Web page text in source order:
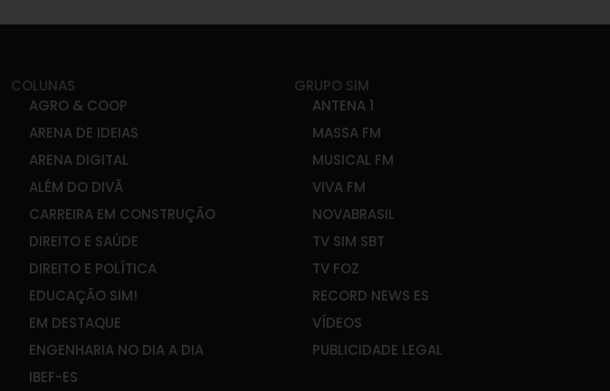
COLUNAS
AGRO & COOP
ARENA DE IDEIAS
ARENA DIGITAL
ALÉM DO DIVÃ
CARREIRA EM CONSTRUÇÃO
DIREITO E SAÚDE
DIREITO E POLÍTICA
EDUCAÇÃO SIM!
EM DESTAQUE
ENGENHARIA NO DIA A DIA
IBEF-ES
GRUPO SIM
ANTENA 1
MASSA FM
MUSICAL FM
VIVA FM
NOVABRASIL
TV SIM SBT
TV FOZ
RECORD NEWS ES
VÍDEOS
PUBLICIDADE LEGAL